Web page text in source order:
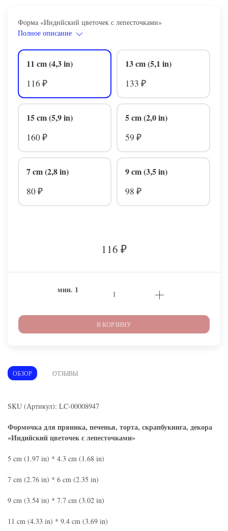
Форма «Индийский цветочек с лепесточками»
Полное описание
11 cm (4,3 in)
116 ₽
13 cm (5,1 in)
133 ₽
15 cm (5,9 in)
160 ₽
5 cm (2,0 in)
59 ₽
7 cm (2,8 in)
80 ₽
9 cm (3,5 in)
98 ₽
116 ₽
мин. 1
В КОРЗИНУ
ОБЗОР ОТЗЫВЫ
SKU (Артикул): LC-00008947
Формочка для пряника, печенья, торта, скрапбукинга, декора
«Индийский цветочек с лепесточками»
5 cm (1.97 in) * 4.3 cm (1.68 in)
7 cm (2.76 in) * 6 cm (2.35 in)
9 cm (3.54 in) * 7.7 cm (3.02 in)
11 cm (4.33 in) * 9.4 cm (3.69 in)